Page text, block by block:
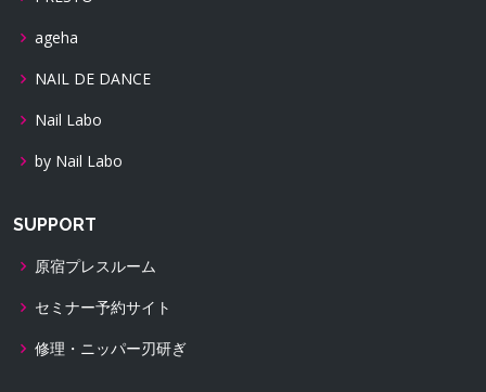
ageha
NAIL DE DANCE
Nail Labo
by Nail Labo
SUPPORT
原宿プレスルーム
セミナー予約サイト
修理・ニッパー刃研ぎ